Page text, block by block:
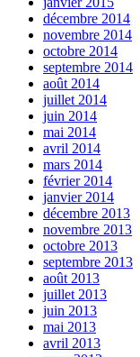
décembre 2014
novembre 2014
octobre 2014
septembre 2014
août 2014
juillet 2014
juin 2014
mai 2014
avril 2014
mars 2014
février 2014
janvier 2014
décembre 2013
novembre 2013
octobre 2013
septembre 2013
août 2013
juillet 2013
juin 2013
mai 2013
avril 2013